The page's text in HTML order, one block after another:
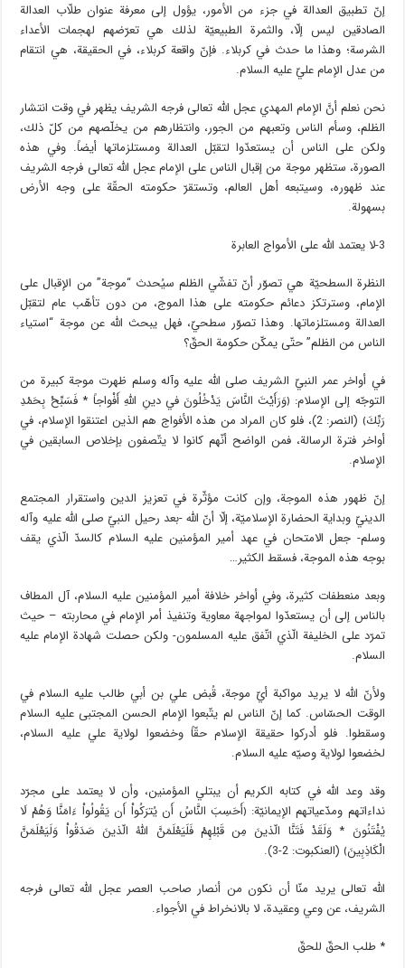
إنّ تطبيق العدالة في جزء من الأمور، يؤول إلى معرفة عنوان طلّاب العدالة
الصادقين ليس إلّا، والثمرة الطبيعيّة لذلك هي تعرّضهم لهجمات الأعداء
الشرسة؛ وهذا ما حدث في كربلاء. فإنّ واقعة كربلاء، في الحقيقة، هي انتقام
من عدل الإمام عليّ عليه السلام.
نحن نعلم أنَّ الإمام المهدي عجل الله تعالى فرجه الشريف يظهر في وقت انتشار
الظلم، وسأم الناس وتعبهم من الجور، وانتظارهم من يخلّصهم من كلّ ذلك،
ولكن على الناس أن يستعدّوا لتقبّل العدالة ومستلزماتها أيضاً. وفي هذه
الصورة، ستظهر موجة من إقبال الناس على الإمام عجل الله تعالى فرجه الشريف
عند ظهوره، وسيتبعه أهل العالم، وتستقرّ حكومته الحقّة على وجه الأرض
بسهولة.
3-لا يعتمد الله على الأمواج العابرة
النظرة السطحيّة هي تصوّر أنّ تفشّي الظلم سيُحدث “موجة” من الإقبال على
الإمام، وسترتكز دعائم حكومته على هذا الموج، من دون تأهّب عام لتقبّل
العدالة ومستلزماتها. وهذا تصوّر سطحيّ، فهل يبحث الله عن موجة “استياء
الناس من الظلم” حتّى يمكّن حكومة الحقّ؟
في أواخر عمر النبيّ الشريف صلى الله عليه وآله وسلم ظهرت موجة كبيرة من
التوجّه إلى الإسلام: ﴿وَرَأَيْتَ النَّاسَ يَدْخُلُونَ في‏ دينِ اللَّهِ أَفْواجاً * فَسَبِّحْ بِحَمْدِ
رَبِّكَ﴾ (النصر: 2)، فلو كان المراد من هذه الأفواج هم الذين اعتنقوا الإسلام، في
أواخر فترة الرسالة، فمن الواضح أنّهم كانوا لا يتّصفون بإخلاص السابقين في
الإسلام.
إنّ ظهور هذه الموجة، وإن كانت مؤثّرة في تعزيز الدين واستقرار المجتمع
الدينيّ وبداية الحضارة الإسلاميّة، إلّا أنّ الله -بعد رحيل النبيّ صلى الله عليه وآله
وسلم- جعل الامتحان في عهد أمير المؤمنين عليه السلام كالسدّ الّذي يقف
بوجه هذه الموجة، فسقط الكثير…
وبعد منعطفات كثيرة، وفي أواخر خلافة أمير المؤمنين عليه السلام، آل المطاف
بالناس إلى أن يستعدّوا لمواجهة معاوية وتنفيذ أمر الإمام في محاربته – حيث
تمرّد على الخليفة الّذي اتّفق عليه المسلمون- ولكن حصلت شهادة الإمام عليه
السلام.
ولأنّ الله لا يريد مواكبة أيّ موجة، قُبض علي بن أبي طالب عليه السلام في
الوقت الحسّاس. كما إنّ الناس لم يتّبعوا الإمام الحسن المجتبى عليه السلام
وسقطوا. فلو أدركوا حقيقة الإسلام حقّاً وخضعوا لولاية علي عليه السلام،
لخضعوا لولاية وصيّه عليه السلام.
وقد وعد الله في كتابه الكريم أن يبتلي المؤمنين، وأن لا يعتمد على مجرّد
نداءاتهم ومدّعياتهم الإيمانيّة: ﴿أَحَسِبَ النَّاسُ أَن يُترَكُواْ أَن يَقُولُواْ ءَامَنَّا وَهُمْ لَا
يُفْتَنُونَ * وَلَقَدْ فَتَنَّا الّذينَ مِن قَبْلِهِمْ فَلَيَعْلَمَنَّ اللَّهُ الّذينَ صَدَقُواْ وَلَيَعْلَمَنَّ
الْكَاذِبِينَ﴾ (العنكبوت: 2-3).
الله تعالى يريد منّا أن نكون من أنصار صاحب العصر عجل الله تعالى فرجه
الشريف، عن وعي وعقيدة، لا بالانخراط في الأجواء.
* طلب الحقّ للحقّ